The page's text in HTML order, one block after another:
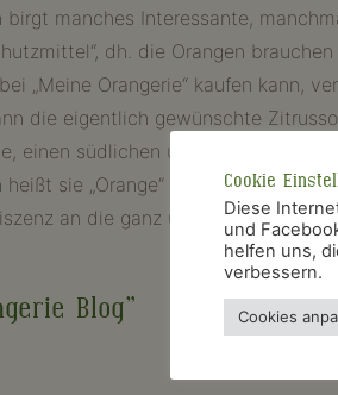
manches Interessante,
dh. die Orangen
„Meine Orangerie“ kaufen
die eigentlich gewünschte
einen südlichen über arabische
sie „Orange“ oder im
an die ganz ursprüngliche
Blog”
Cookie
Diese
und
helfen uns,
verbessern.
Cookies